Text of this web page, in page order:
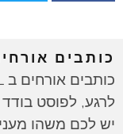
כותבים
לרגע, לפוסט
יש לכם משהו